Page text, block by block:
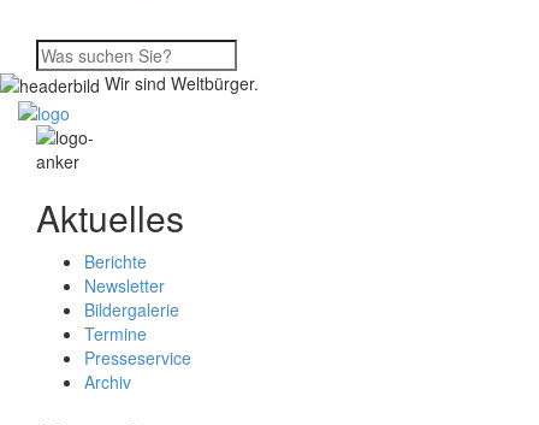
Wir sind Weltbürger.
Aktuelles
Berichte
Newsletter
Bildergalerie
Termine
Presseservice
Archiv